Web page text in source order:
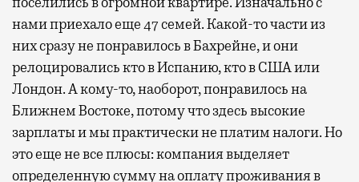
нами приехало еще 47 семей. Какой-то части из
них сразу не понравилось в Бахрейне, и они
релоцировались кто в Испанию, кто в США или
Лондон. А кому-то, наоборот, понравилось на
Ближнем Востоке, потому что здесь высокие
зарплаты и мы практически не платим налоги. Но
это еще не все плюсы: компания выделяет
определенную сумму на оплату проживания в